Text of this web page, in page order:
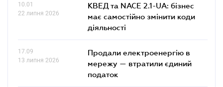
10.01
22 липня 2026
КВЕД та NACE 2.1-UA: бізнес
має самостійно змінити коди
діяльності
17.09
13 липня 2026
Продали електроенергію в
мережу — втратили єдиний
податок